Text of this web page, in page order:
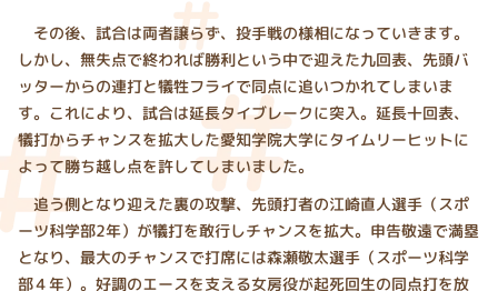
その後、試合は両者譲らず、投手戦の様相になっていきます。
しかし、無失点で終われば勝利という中で迎えた九回表、先頭バ
ッターからの連打と犠牲フライで同点に追いつかれてしまいま
す。これにより、試合は延長タイブレークに突入。延長十回表、
犠打からチャンスを拡大した愛知学院大学にタイムリーヒットに
よって勝ち越し点を許してしまいました。
追う側となり迎えた裏の攻撃、先頭打者の江崎直人選手（スポ
ーツ科学部2年）が犠打を敢行しチャンスを拡大。申告敬遠で満塁
となり、最大のチャンスで打席には森瀬敬太選手（スポーツ科学
部４年）。好調のエースを支える女房役が起死回生の同点打を放